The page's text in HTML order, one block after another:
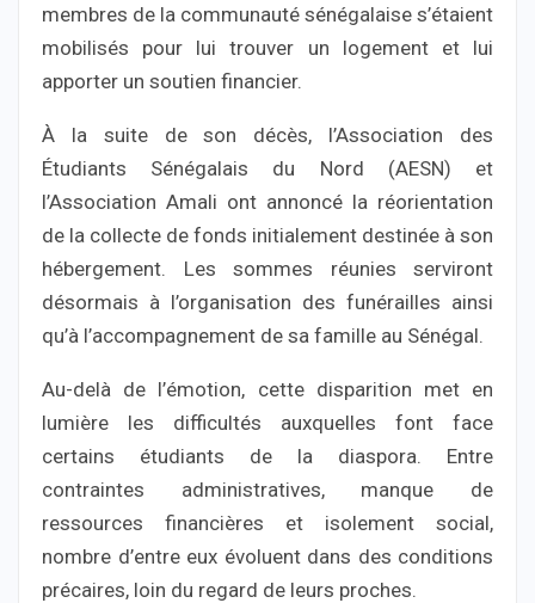
membres de la communauté sénégalaise s’étaient
mobilisés pour lui trouver un logement et lui
apporter un soutien financier.
À la suite de son décès, l’Association des
Étudiants Sénégalais du Nord (AESN) et
l’Association Amali ont annoncé la réorientation
de la collecte de fonds initialement destinée à son
hébergement. Les sommes réunies serviront
désormais à l’organisation des funérailles ainsi
qu’à l’accompagnement de sa famille au Sénégal.
Au-delà de l’émotion, cette disparition met en
lumière les difficultés auxquelles font face
certains étudiants de la diaspora. Entre
contraintes administratives, manque de
ressources financières et isolement social,
nombre d’entre eux évoluent dans des conditions
précaires, loin du regard de leurs proches.